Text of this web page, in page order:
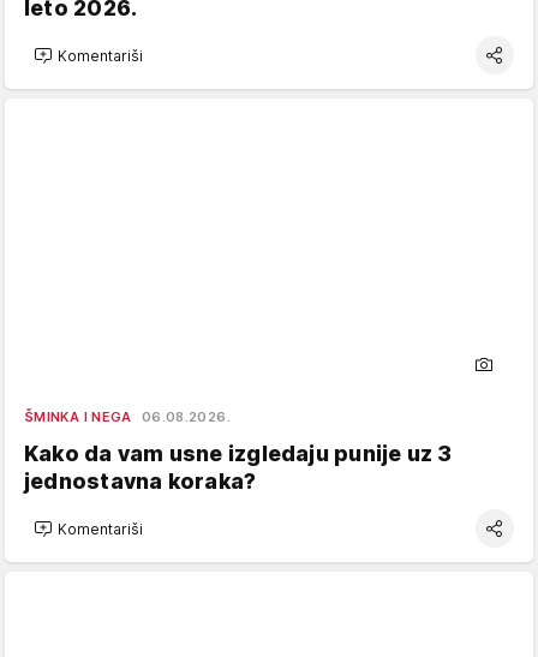
leto 2026.
Komentariši
ŠMINKA I NEGA 06.08.2026.
Kako da vam usne izgledaju punije uz 3
jednostavna koraka?
Komentariši